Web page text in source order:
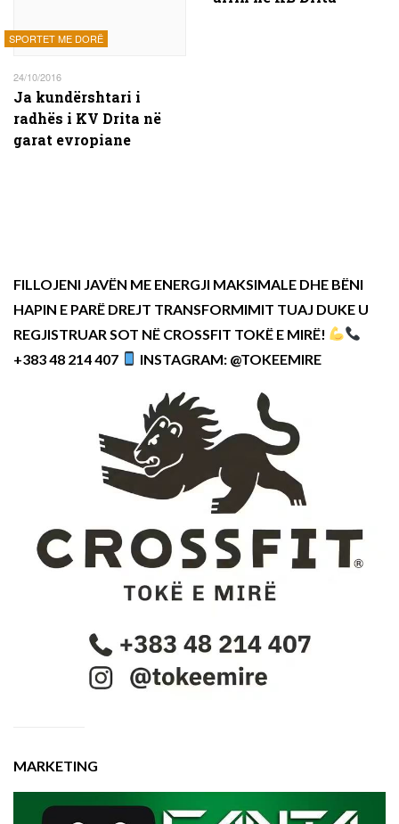
SPORTET ME DORË
24/10/2016
Ja kundërshtari i
radhës i KV Drita në
garat evropiane
FILLOJENI JAVËN ME ENERGJI MAKSIMALE DHE BËNI
HAPIN E PARË DREJT TRANSFORMIMIT TUAJ DUKE U
REGJISTRUAR SOT NË CROSSFIT TOKË E MIRË!
+383 48 214 407
INSTAGRAM: @TOKEEMIRE
MARKETING